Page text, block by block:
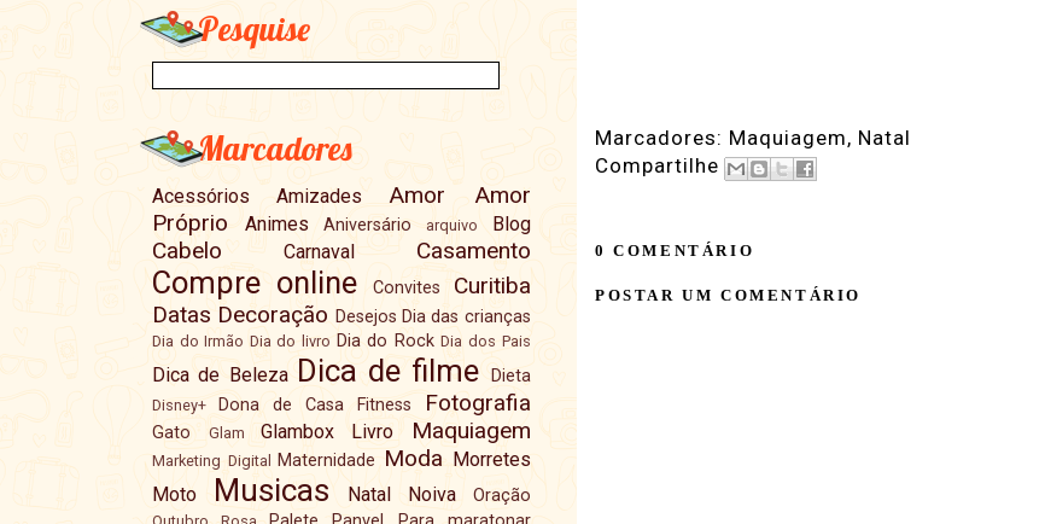
Marcadores: Maquiagem, Natal
Compartilhe
0 COMENTÁRIO
POSTAR UM COMENTÁRIO
Pesquise
Marcadores
Acessórios Amizades Amor
Amor
Próprio
Animes Aniversário arquivo Blog
Cabelo Carnaval Casamento
Compre online Convites
Curitiba
Datas Decoração Desejos Dia das crianças
Dia do Irmão Dia do livro Dia do Rock Dia dos Pais
Dica de Beleza Dica de filme Dieta
Disney+ Dona de Casa Fitness Fotografia
Gato Glam Glambox Livro Maquiagem
Marketing Digital Maternidade Moda Morretes
Moto
Musicas Natal Noiva Oração